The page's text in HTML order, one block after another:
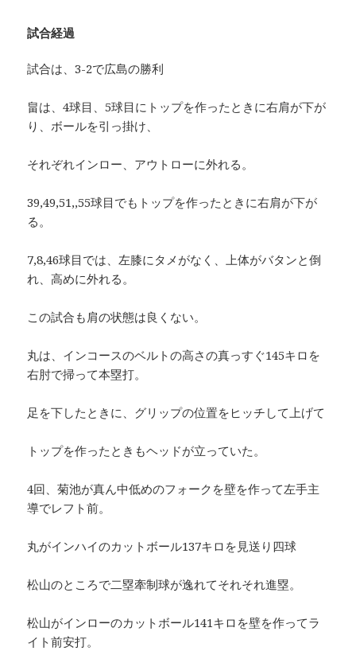
試合経過
試合は、3-2で広島の勝利
畠は、4球目、5球目にトップを作ったときに右肩が下が
り、ボールを引っ掛け、
それぞれインロー、アウトローに外れる。
39,49,51,,55球目でもトップを作ったときに右肩が下が
る。
7,8,46球目では、左膝にタメがなく、上体がバタンと倒
れ、高めに外れる。
この試合も肩の状態は良くない。
丸は、インコースのベルトの高さの真っすぐ145キロを
右肘で掃って本塁打。
足を下したときに、グリップの位置をヒッチして上げて
トップを作ったときもヘッドが立っていた。
4回、菊池が真ん中低めのフォークを壁を作って左手主
導でレフト前。
丸がインハイのカットボール137キロを見送り四球
松山のところで二塁牽制球が逸れてそれそれ進塁。
松山がインローのカットボール141キロを壁を作ってラ
イト前安打。